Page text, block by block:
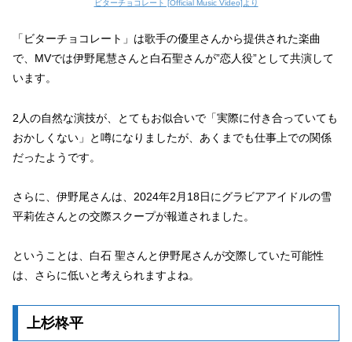
ビターチョコレート [Official Music Video]より
「ビターチョコレート」は歌手の優里さんから提供された楽曲
で、MVでは伊野尾慧さんと白石聖さんが”恋人役”として共演して
います。
2人の自然な演技が、とてもお似合いで「実際に付き合っていても
おかしくない」と噂になりましたが、あくまでも仕事上での関係
だったようです。
さらに、伊野尾さんは、2024年2月18日にグラビアアイドルの雪
平莉佐さんとの交際スクープが報道されました。
ということは、白石 聖さんと伊野尾さんが交際していた可能性
は、さらに低いと考えられますよね。
上杉柊平